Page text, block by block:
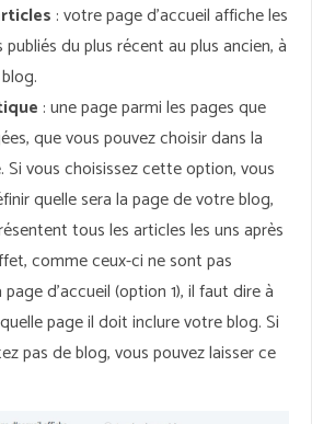
: votre page d’accueil affiche les
du plus récent au plus ancien, à
: une page parmi les pages que
que vous pouvez choisir dans la
Si vous choisissez cette option, vous
quelle sera la page de votre blog,
tous les articles les uns après
comme ceux-ci ne sont pas
d’accueil (option 1), il faut dire à
page il doit inclure votre blog. Si
pas de blog, vous pouvez laisser ce